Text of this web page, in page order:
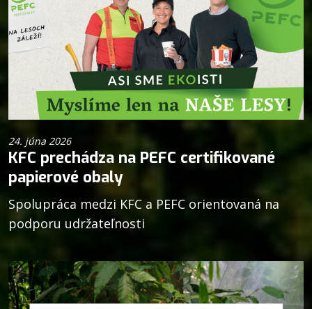
24. júna 2026
KFC prechádza na PEFC certifikované
papierové obaly
Spolupráca medzi KFC a PEFC orientovaná na
podporu udržateľnosti